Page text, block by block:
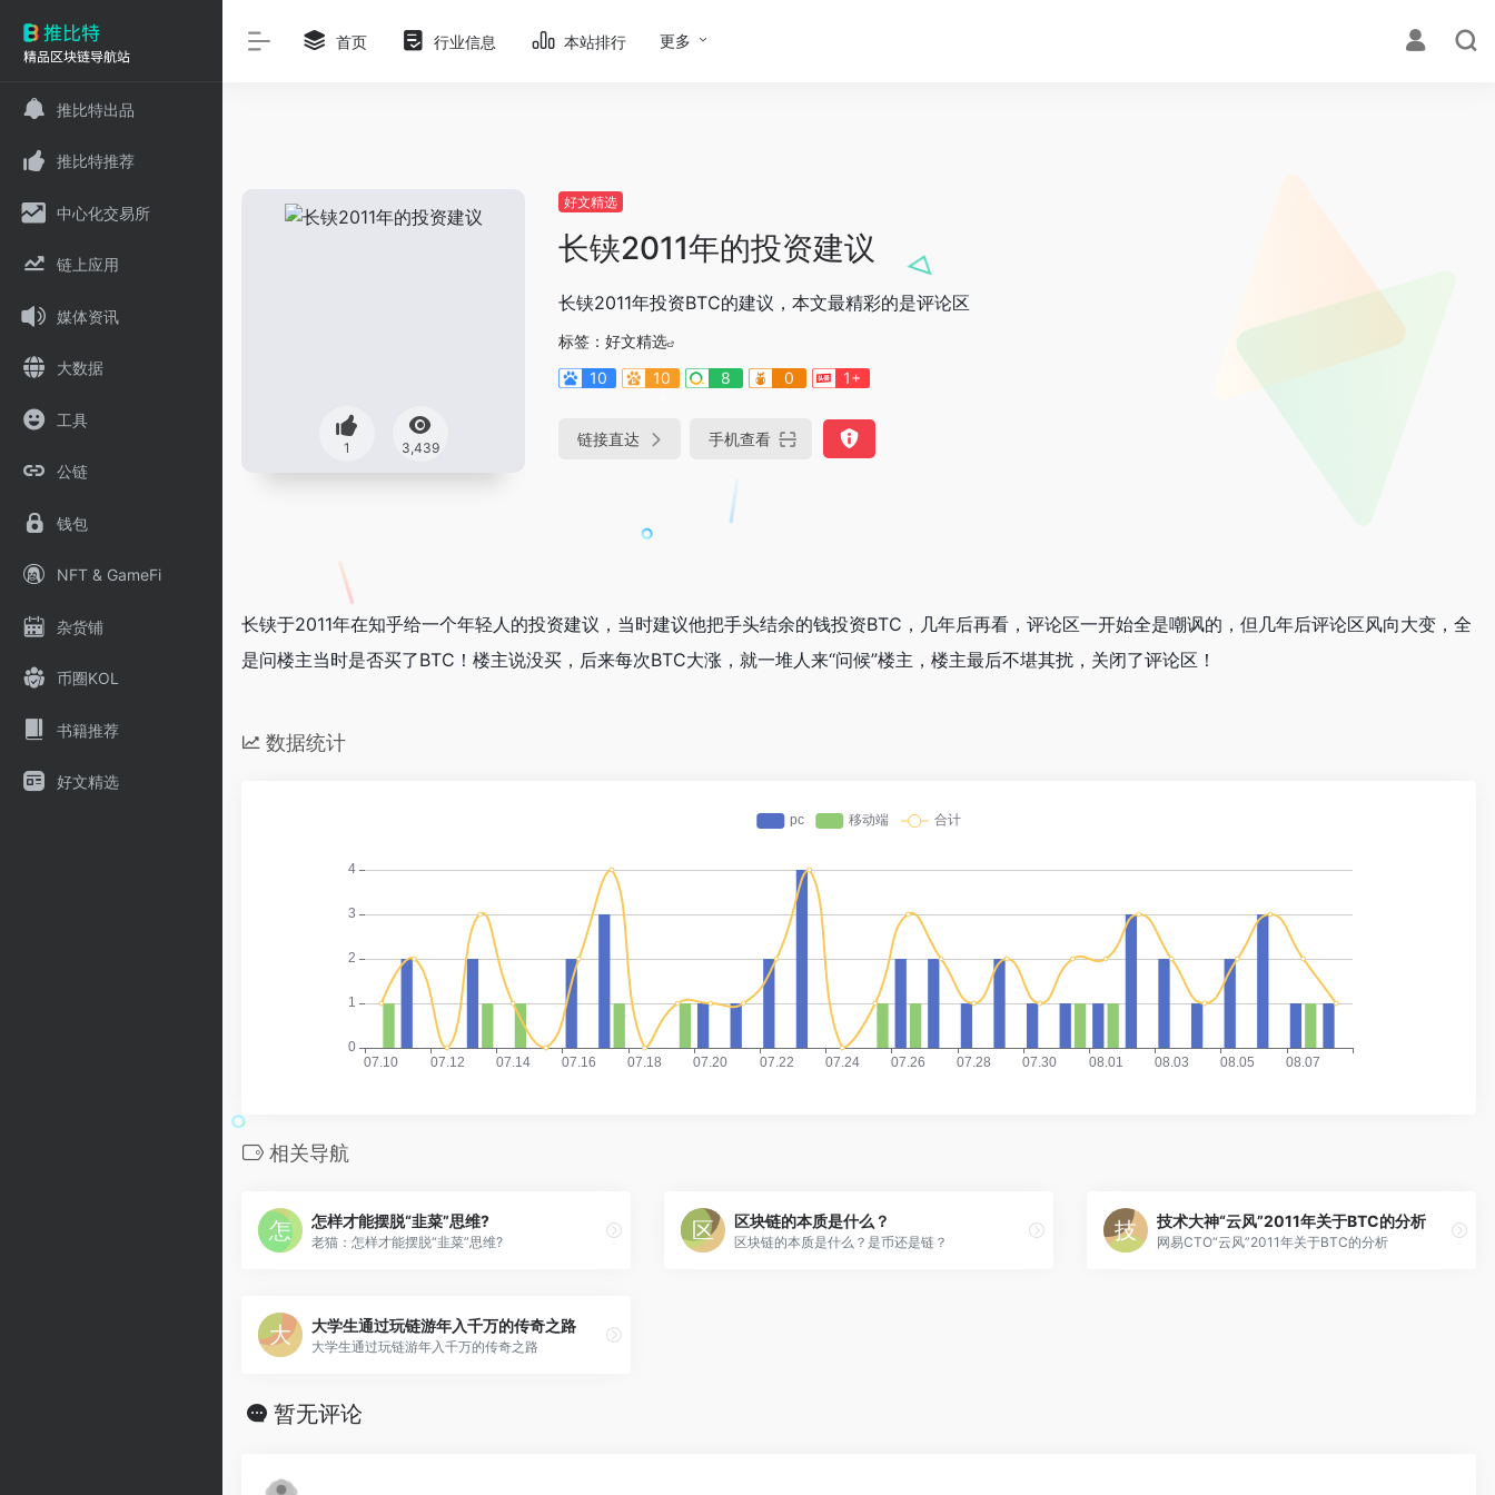
推比特出品
推比特推荐
中心化交易所
链上应用
媒体资讯
大数据
工具
公链
钱包
NFT & GameFi
杂货铺
币圈KOL
书籍推荐
好文精选
首页 行业信息 本站排行 更多
1 3,439
好文精选
长铗2011年的投资建议
长铗2011年投资BTC的建议，本文最精彩的是评论区
标签： 好文精选
10
10
8 0 1+
链接直达 手机查看
长铗于2011年在知乎给一个年轻人的投资建议，当时建议他把手头结余的钱投资BTC，几年后再看，评论区一开始全是嘲讽的，但几年后评论区风向大变，全
是问楼主当时是否买了BTC！楼主说没买，后来每次BTC大涨，就一堆人来“问候”楼主，楼主最后不堪其扰，关闭了评论区！
数据统计
相关导航
怎样才能摆脱“韭菜”思维?
老猫：怎样才能摆脱“韭菜”思维?
区块链的本质是什么？
区块链的本质是什么？是币还是链？
技术大神“云风”2011年关于BTC的分析
网易CTO“云风”2011年关于BTC的分析
大学生通过玩链游年入千万的传奇之路
大学生通过玩链游年入千万的传奇之路
暂无评论